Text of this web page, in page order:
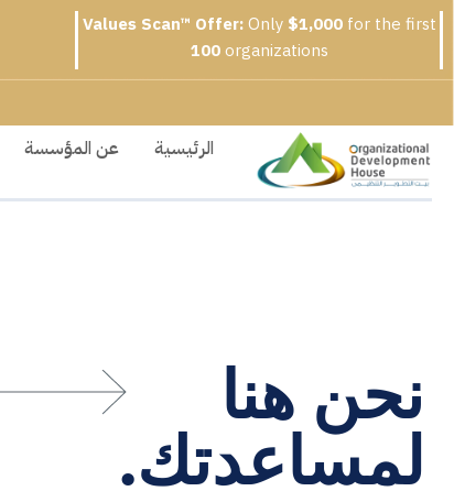
Values Scan™ Offer:Only $1,000 for the first
100organizations
الرئيسية عن المؤسسة
نحن هنا
لمساعدتك.